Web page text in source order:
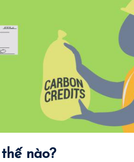
nào?